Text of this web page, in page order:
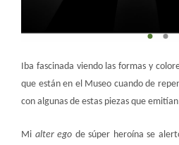
Iba fascinada viendo las formas y
que están en el Museo cuando de
con algunas de estas piezas que
Mi alter ego de súper heroína se